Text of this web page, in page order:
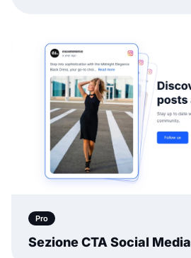
Pro
Sezione CTA Social Media